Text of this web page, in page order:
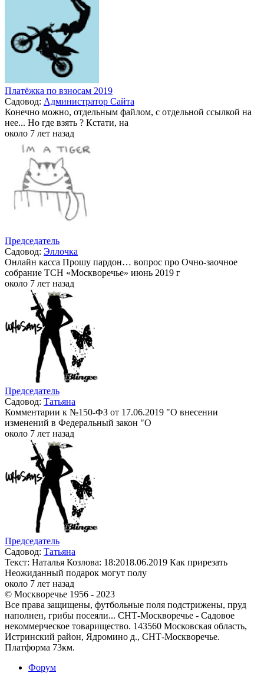
Платёжка по взносам 2019
Садовод: Администратор Сайта
Конечно можно, отдельным файлом, с отдельной ссылкой на
нее... Но где взять ? Кстати, на
около 7 лет назад
Председатель
Садовод: Эллочка
Онлайн касса Прошу пардон… вопрос про Очно-заочное
собрание ТСН «Москворечье» июнь 2019 г
около 7 лет назад
Председатель
Садовод: Татьяна
Комментарии к №150-ФЗ от 17.06.2019 "О внесении
изменений в Федеральный закон "О
около 7 лет назад
Председатель
Садовод: Татьяна
Текст: Наталья Козлова: 18:2018.06.2019 Как прирезать
Неожиданный подарок могут полу
около 7 лет назад
© Москворечье 1956 - 2023
Все права защищены, футбольные поля подстрижены, пруд
наполнен, грибы посеяли... СНТ-Москворечье - Садовое
некоммерческое товарищество. 143560 Московская область,
Истринский район, Ядромино д., СНТ-Москворечье.
Платформа 73км.
Форум